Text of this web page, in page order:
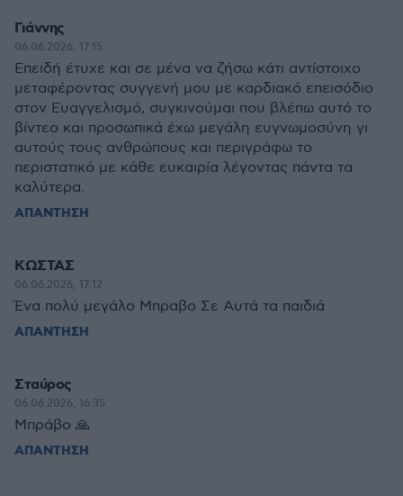
Γιάννης
06.06.2026, 17:15
Επειδή έτυχε και σε μένα να ζήσω κάτι αντίστοιχο
μεταφέροντας συγγενή μου με καρδιακό επεισόδιο
στον Ευαγγελισμό, συγκινούμαι που βλέπω αυτό το
βίντεο και προσωπικά έχω μεγάλη ευγνωμοσύνη γι
αυτούς τους ανθρώπους και περιγράφω το
περιστατικό με κάθε ευκαιρία λέγοντας πάντα τα
καλύτερα.
ΑΠΑΝΤΗΣΗ
ΚΩΣΤΑΣ
06.06.2026, 17:12
Ένα πολύ μεγάλο Μπραβο Σε Αυτά τα παιδιά
ΑΠΑΝΤΗΣΗ
Σταύρος
06.06.2026, 16:35
Μπράβο 🙏
ΑΠΑΝΤΗΣΗ